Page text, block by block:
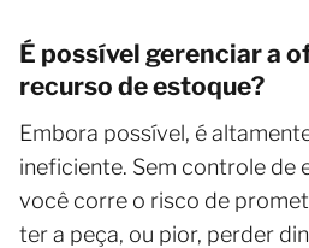
É possível gerenciar a
recurso de estoque?
Embora possível, é
ineficiente. Sem controle de
você corre o risco de
ter a peça, ou pior, perder